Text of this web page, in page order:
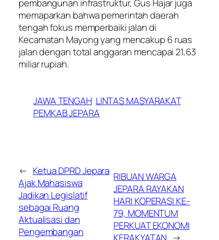
pembangunan infrastruktur, Gus Hajar juga
memaparkan bahwa pemerintah daerah
tengah fokus memperbaiki jalan di
Kecamatan Mayong yang mencakup 6 ruas
jalan dengan total anggaran mencapai 21,63
miliar rupiah.
JAWA TENGAH LINTAS MASYARAKAT
PEMKAB JEPARA
← Ketua DPRD Jepara
Ajak Mahasiswa
Jadikan Legislatif
sebagai Ruang
Aktualisasi dan
Pengembangan
RIBUAN WARGA
JEPARA RAYAKAN
HARI KOPERASI KE-
79, MOMENTUM
PERKUAT EKONOMI